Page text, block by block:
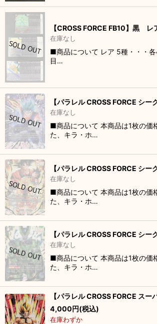
【CROSS FORCE FB10】黒
在庫なし
■商品について レア 5種・・・
目…
【パラレル CROSS FORCE シ
在庫なし
■商品について 本商品は1枚の価
た、キラ・ホ…
【パラレル CROSS FORCE シ
在庫なし
■商品について 本商品は1枚の価
た、キラ・ホ…
【パラレル CROSS FORCE シ
在庫なし
■商品について 本商品は1枚の価
た、キラ・ホ…
【パラレル CROSS FORCE ス
4,000円(税込)
在庫わずか